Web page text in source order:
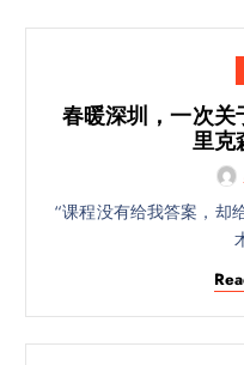
春暖深圳，一次
里克
“课程没有给我答案，却